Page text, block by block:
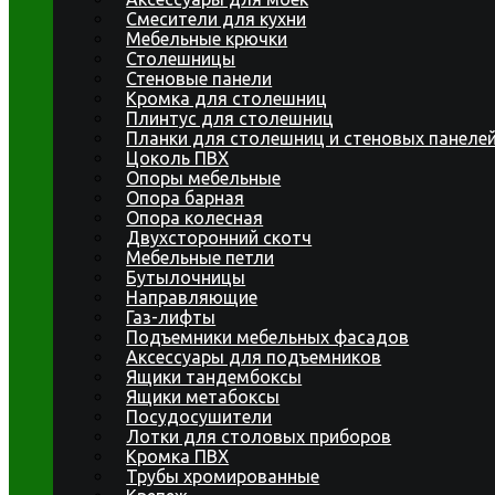
Смесители для кухни
Мебельные крючки
Столешницы
Стеновые панели
Кромка для столешниц
Плинтус для столешниц
Планки для столешниц и стеновых
Цоколь ПВХ
Опоры мебельные
Опора барная
Опора колесная
Двухсторонний скотч
Мебельные петли
Бутылочницы
Направляющие
Газ-лифты
Подъемники мебельных фасадов
Аксессуары для подъемников
Ящики тандембоксы
Ящики метабоксы
Посудосушители
Лотки для столовых приборов
Кромка ПВХ
Трубы хромированные